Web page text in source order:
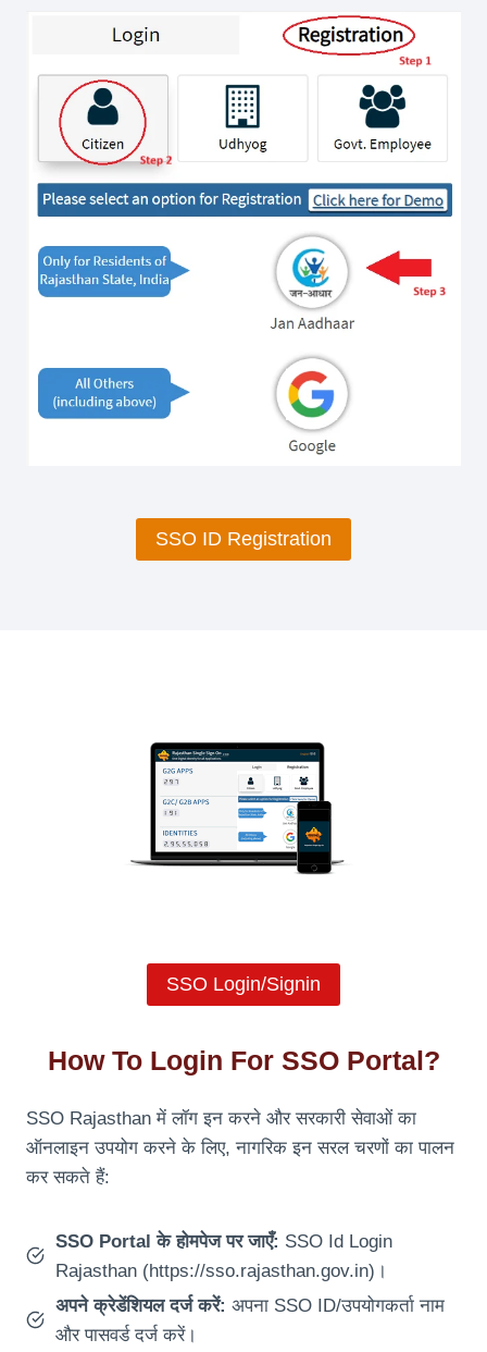
SSO ID Registration
SSO Login/Signin
How To Login For SSO Portal?
SSO Rajasthan में लॉग इन करने और सरकारी सेवाओं का
ऑनलाइन उपयोग करने के लिए, नागरिक इन सरल चरणों का पालन
कर सकते हैं:
SSO Portal के होमपेज पर जाएँ: SSO Id Login
Rajasthan (https://sso.rajasthan.gov.in)।
अपने क्रेडेंशियल दर्ज करें: अपना SSO ID/उपयोगकर्ता नाम
और पासवर्ड दर्ज करें।